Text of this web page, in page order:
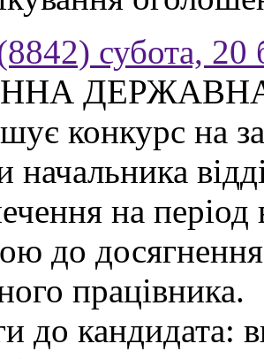
субота, 20
конкурс на
начальника
на
до
працівника.
до кандидата: